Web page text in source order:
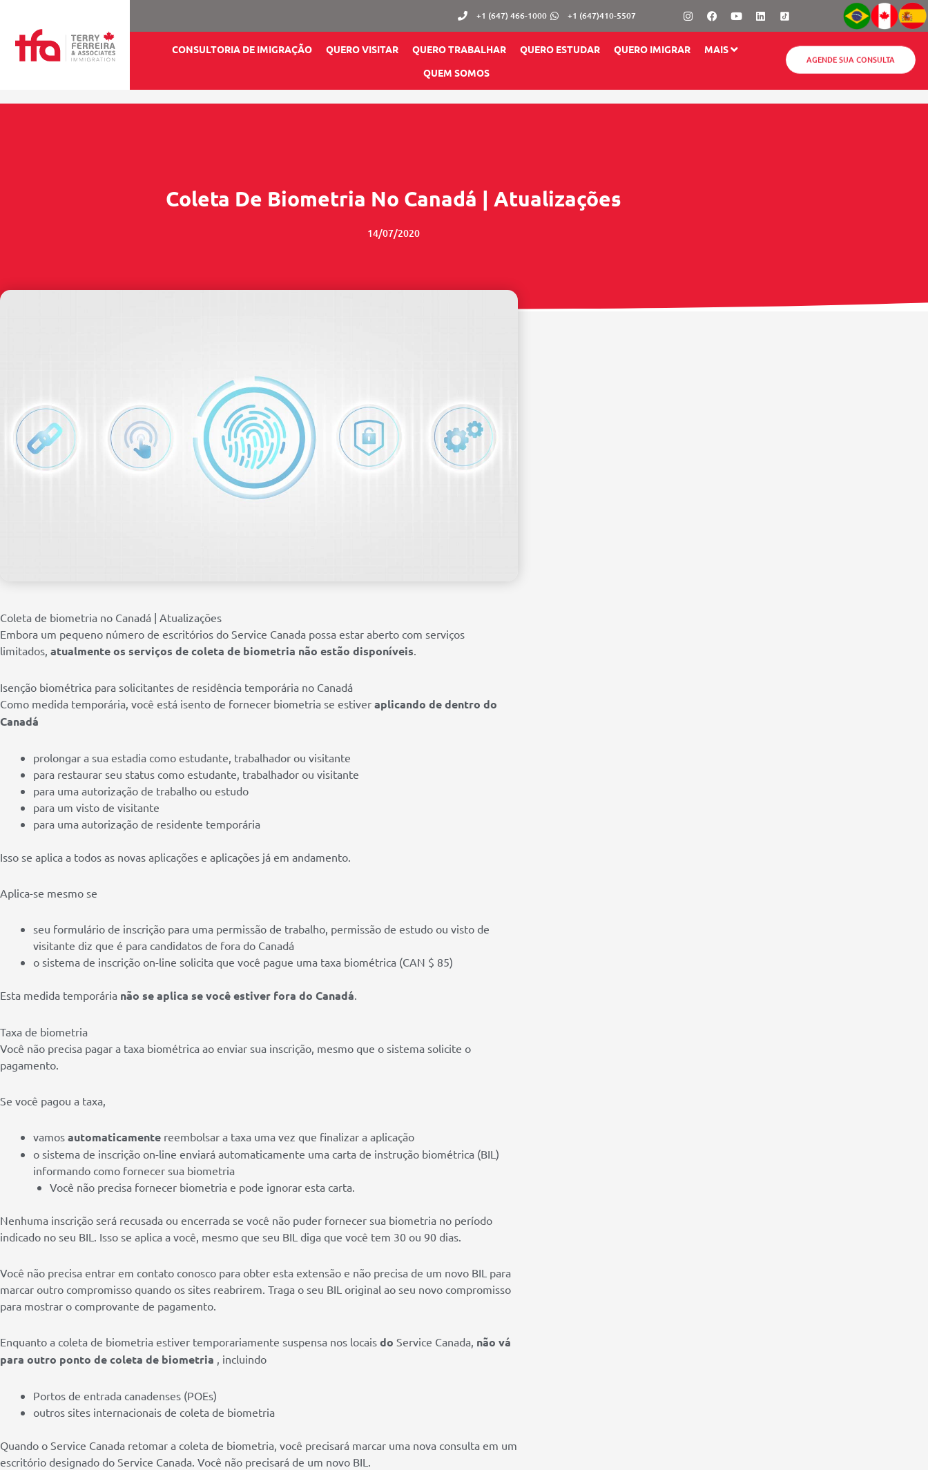
+1 (647) 466-1000 +1 (647)410-5507 InstagramFacebook
YoutubeLinkedin
CONSULTORIA DE IMIGRAÇÃO QUERO VISITAR QUERO TRABALHAR QUERO ESTUDAR QUERO IMIGRAR
MAIS
QUEM SOMOS
AGENDE SUA CONSULTA
Coleta De Biometria No Canadá | Atualizações
14/07/2020
Coleta de biometria no Canadá | Atualizações
Embora um pequeno número de escritórios do Service Canada possa estar aberto com serviços
limitados, atualmente os serviços de coleta de biometria não estão disponíveis
Isenção biométrica para solicitantes de residência temporária no Canadá
Como medida temporária, você está isento de fornecer biometria se estiver aplicando de dentro do
Canadá
prolongar a sua estadia como estudante, trabalhador ou visitante
para restaurar seu status como estudante, trabalhador ou visitante
para uma autorização de trabalho ou estudo
para um visto de visitante
para uma autorização de residente temporária
Isso se aplica a todos as novas aplicações e aplicações já em andamento.
Aplica-se mesmo se
seu formulário de inscrição para uma permissão de trabalho, permissão de estudo ou visto de
visitante diz que é para candidatos de fora do Canadá
o sistema de inscrição on-line solicita que você pague uma taxa biométrica (CAN $ 85)
Esta medida temporária não se aplica se você estiver fora do Canadá
Taxa de biometria
Você não precisa pagar a taxa biométrica ao enviar sua inscrição, mesmo que o sistema solicite o
pagamento.
Se você pagou a taxa,
vamos automaticamente reembolsar a taxa uma vez que finalizar a aplicação
o sistema de inscrição on-line enviará automaticamente uma carta de instrução biométrica (BIL)
informando como fornecer sua biometria
Você não precisa fornecer biometria e pode ignorar esta carta.
Nenhuma inscrição será recusada ou encerrada se você não puder fornecer sua biometria no período
indicado no seu BIL. Isso se aplica a você, mesmo que seu BIL diga que você tem 30 ou 90 dias.
Você não precisa entrar em contato conosco para obter esta extensão e não precisa de um novo BIL para
marcar outro compromisso quando os sites reabrirem. Traga o seu BIL original ao seu novo compromisso
para mostrar o comprovante de pagamento.
Enquanto a coleta de biometria estiver temporariamente suspensa nos locais do Service Canada, não vá
para outro ponto de coleta de biometria , incluindo
Portos de entrada canadenses (POEs)
outros sites internacionais de coleta de biometria
Quando o Service Canada retomar a coleta de biometria, você precisará marcar uma nova consulta em um
escritório designado do Service Canada. Você não precisará de um novo BIL.